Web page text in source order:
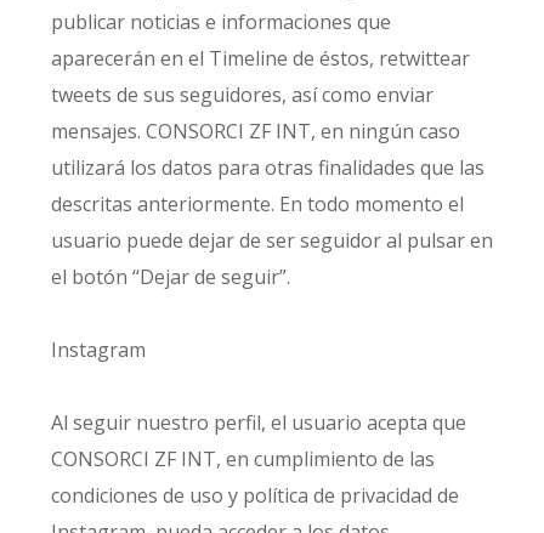
publicar noticias e informaciones que
aparecerán en el Timeline de éstos, retwittear
tweets de sus seguidores, así como enviar
mensajes. CONSORCI ZF INT, en ningún caso
utilizará los datos para otras finalidades que las
descritas anteriormente. En todo momento el
usuario puede dejar de ser seguidor al pulsar en
el botón “Dejar de seguir”.
Instagram
Al seguir nuestro perfil, el usuario acepta que
CONSORCI ZF INT, en cumplimiento de las
condiciones de uso y política de privacidad de